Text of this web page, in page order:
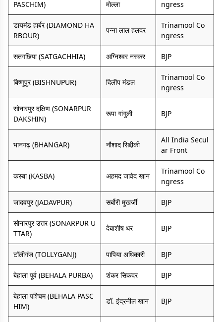
PASCHIM) मोल्ला ngress
डायमंड हार्बर (DIAMOND HA
RBOUR)
पन्ना लाल हलदर
Trinamool Co
ngress
सतगछिया (SATGACHHIA) अग्निश्वर नस्कर BJP
बिष्णुपुर (BISHNUPUR) दिलीप मंडल
Trinamool Co
ngress
सोनारपुर दक्षिण (SONARPUR
DAKSHIN)
रूपा गांगुली BJP
भानगढ़ (BHANGAR) नौशाद सिद्दीकी
All India Secul
ar Front
कस्बा (KASBA) अहमद जावेद खान
Trinamool Co
ngress
जादवपुर (JADAVPUR) सर्बोरी मुखर्जी BJP
सोनारपुर उत्तर (SONARPUR U
TTAR)
देबाशीष धर BJP
टॉलीगंज (TOLLYGANJ) पापिया अधिकारी BJP
बेहाला पूर्व (BEHALA PURBA) शंकर सिकदर BJP
बेहाला पश्चिम (BEHALA PASC
HIM)
डॉ. इंद्रनील खान BJP